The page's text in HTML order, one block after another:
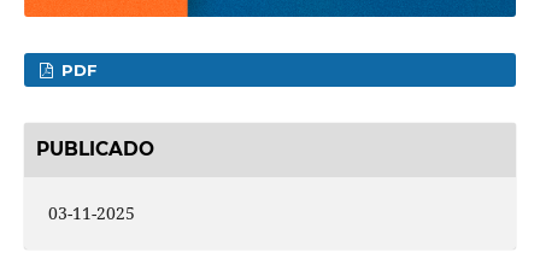
PDF
PUBLICADO
03-11-2025